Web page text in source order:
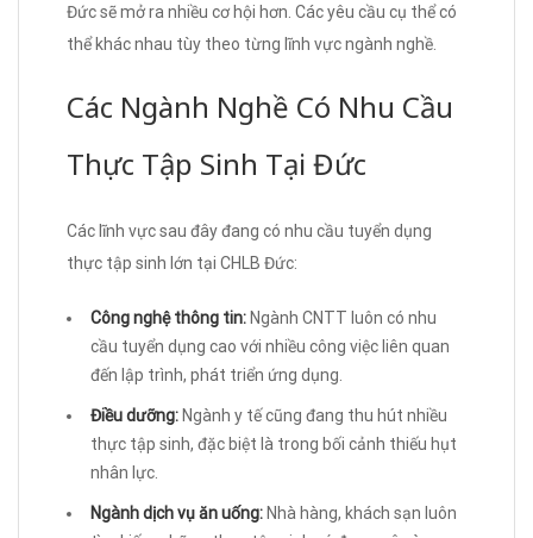
Đức sẽ mở ra nhiều cơ hội hơn. Các yêu cầu cụ thể có
thể khác nhau tùy theo từng lĩnh vực ngành nghề.
Các Ngành Nghề Có Nhu Cầu
Thực Tập Sinh Tại Đức
Các lĩnh vực sau đây đang có nhu cầu tuyển dụng
thực tập sinh lớn tại CHLB Đức:
Công nghệ thông tin: Ngành CNTT luôn có nhu
cầu tuyển dụng cao với nhiều công việc liên quan
đến lập trình, phát triển ứng dụng.
Điều dưỡng: Ngành y tế cũng đang thu hút nhiều
thực tập sinh, đặc biệt là trong bối cảnh thiếu hụt
nhân lực.
Ngành dịch vụ ăn uống: Nhà hàng, khách sạn luôn